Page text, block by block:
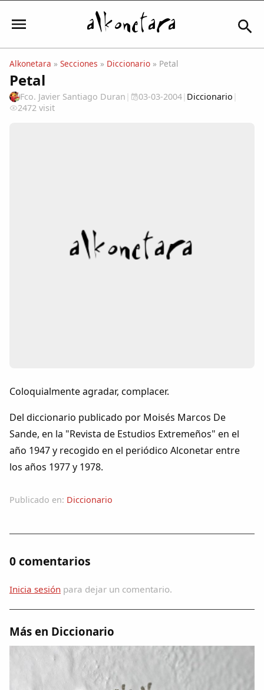
Iniciar sesión
Comunidad
Idiosincrasia
Diccionario
Traductor
Dichos
Cancionero Local
Peñas
Alkonetara » Secciones » Diccionario » Petal
Petal
Fco. Javier Santiago Duran | 03-03-2004| Diccionario |
2472 visit
Coloquialmente agradar, complacer.
Del diccionario publicado por Moisés Marcos De
Sande, en la "Revista de Estudios Extremeños" en el
año 1947 y recogido en el periódico Alconetar entre
los años 1977 y 1978.
Publicado en: Diccionario
0 comentarios
Inicia sesión para dejar un comentario.
Más en Diccionario